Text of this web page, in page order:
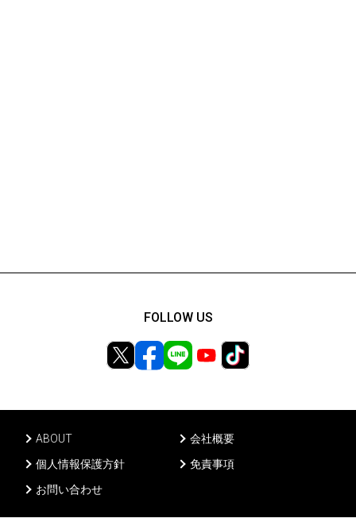
ABOUT
会社概要
個人情報保護方針
免責事項
お問い合わせ
FOLLOW US